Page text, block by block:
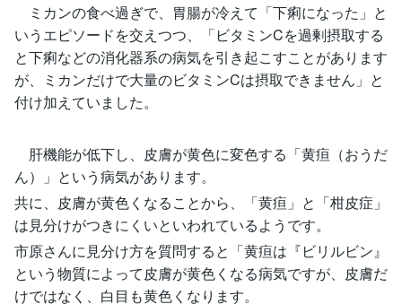
ミカンの食べ過ぎで、胃腸が冷えて「下痢になった」と
いうエピソードを交えつつ、「ビタミンCを過剰摂取する
と下痢などの消化器系の病気を引き起こすことがあります
が、ミカンだけで大量のビタミンCは摂取できません」と
付け加えていました。
肝機能が低下し、皮膚が黄色に変色する「黄疸（おうだ
ん）」という病気があります。
共に、皮膚が黄色くなることから、「黄疸」と「柑皮症」
は見分けがつきにくいといわれているようです。
市原さんに見分け方を質問すると「黄疸は『ビリルビン』
という物質によって皮膚が黄色くなる病気ですが、皮膚だ
けではなく、白目も黄色くなります。